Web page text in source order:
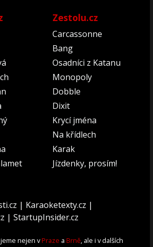
Zestolu.cz
Carcassonne
Bang
Osadníci z Katanu
Monopoly
Dobble
Dixit
Krycí jména
Na křídlech
Karak
Jízdenky, prosím!
| Karaoketexty.cz |
| StartupInsider.cz
nejen vPraze a Brně, ale i v dalších